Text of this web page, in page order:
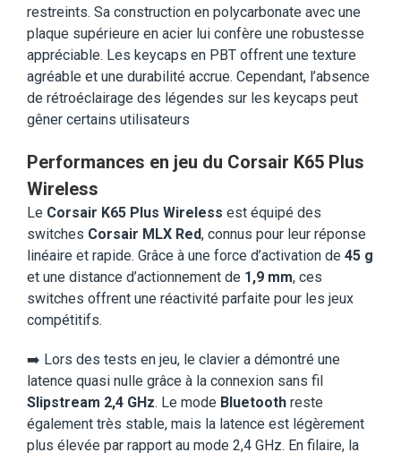
restreints. Sa construction en polycarbonate avec une
plaque supérieure en acier lui confère une robustesse
appréciable. Les keycaps en PBT offrent une texture
agréable et une durabilité accrue. Cependant, l’absence
de rétroéclairage des légendes sur les keycaps peut
gêner certains utilisateurs
Performances en jeu du Corsair K65 Plus
Wireless
Le Corsair K65 Plus Wireless est équipé des
switches Corsair MLX Red, connus pour leur réponse
linéaire et rapide. Grâce à une force d’activation de 45 g
et une distance d’actionnement de 1,9 mm, ces
switches offrent une réactivité parfaite pour les jeux
compétitifs.
➡️ Lors des tests en jeu, le clavier a démontré une
latence quasi nulle grâce à la connexion sans fil
Slipstream 2,4 GHz. Le mode Bluetooth reste
également très stable, mais la latence est légèrement
plus élevée par rapport au mode 2,4 GHz. En filaire, la